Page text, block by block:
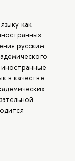
как
русским
в качестве